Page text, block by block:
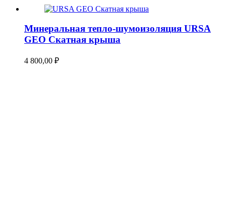
Минеральная тепло-шумоизоляция URSA
GEO Скатная крыша
4 800,00 ₽